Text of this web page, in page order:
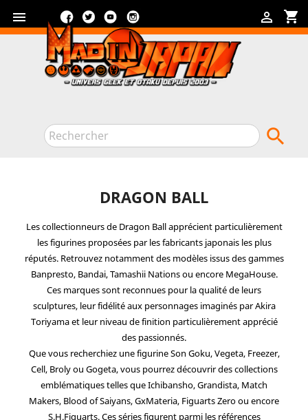
 shopping_cart

FacebookTwitterYouTube

DRAGON BALL
Les collectionneurs de Dragon Ballapprécient particulièrement
lesfigurinesproposées par les fabricants japonais les plus
réputés. Retrouvez notamment des modèles issus des gammes
Banpresto, Bandai,Tamashii Nationsou encore MegaHouse.
Ces marques sont reconnues pour la qualité de leurs
sculptures, leur fidélité aux personnages imaginés parAkira
Toriyamaet leur niveau de finition particulièrement apprécié
des passionnés.
Que vous recherchiez unefigurineSon Goku,Vegeta, Freezer,
Cell, Brolyou Gogeta, vous pourrez découvrir des collections
emblématiques telles queIchibansho,Grandista, Match
Makers, Blood of Saiyans,GxMateria, Figuarts Zeroou encore
S.H.Figuarts. Ces séries figurent parmi les références